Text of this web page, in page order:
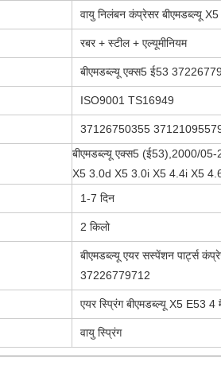
वायु निलंबन कंप्रेसर बीएमडब्ल्यू
रबर + स्टील + एल्यूमीनियम
बीएमडब्ल्यू एक्स5 ई53
ISO9001 TS16949
37126750355
बीएमडब्ल्यू एक्स5 (ई53),2000/
X5 3.0d X5 3.0i X5 4.4i X5
1-7 दिन
2 किलो
बीएमडब्ल्यू एयर सस्पेंशन पार्ट्स
37226779712
एयर स्प्रिंग बीएमडब्ल्यू X5 E53 4
वायु स्प्रिंग